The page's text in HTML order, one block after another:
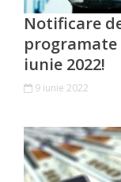
şi
de
Notificare
programate
iunie 2022!
9 iunie 2022